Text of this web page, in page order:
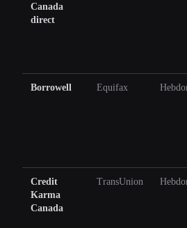
Canada
direct
Borrowell Equifax
Credit
Karma
Canada
TransUnion